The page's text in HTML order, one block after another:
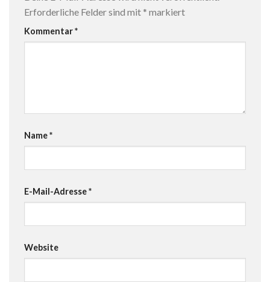
Erforderliche Felder sind mit * markiert
Kommentar*
Name*
E-Mail-Adresse*
Website